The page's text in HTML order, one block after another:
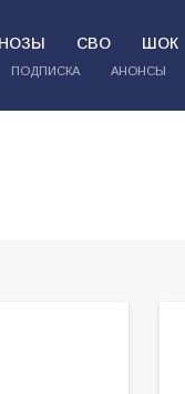
СВО ШОК
ПОДПИСКА АНОНСЫ